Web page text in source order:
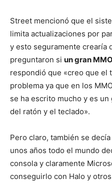
Street mencionó que el
limita actualizaciones por
y esto seguramente crearía
preguntaron si un gran
respondió que «creo que el
problema ya que en los
se ha escrito mucho y es
del ratón y el teclado».
Pero claro, también se
unos años todo el mundo
consola y claramente
conseguirlo con Halo y